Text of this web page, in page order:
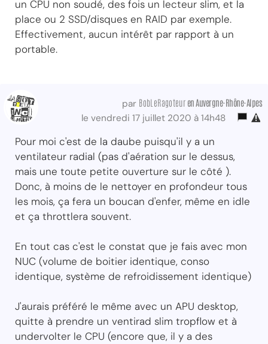
un CPU non soudé, des fois un lecteur slim, et la
place ou 2 SSD/disques en RAID par exemple.
Effectivement, aucun intérêt par rapport à un
portable.
par BobLeRagoteur en Auvergne-Rhône-Alpes
le vendredi 17 juillet 2020 à 14h48
Pour moi c'est de la daube puisqu'il y a un
ventilateur radial (pas d'aération sur le dessus,
mais une toute petite ouverture sur le côté ).
Donc, à moins de le nettoyer en profondeur tous
les mois, ça fera un boucan d'enfer, même en idle
et ça throttlera souvent.
En tout cas c'est le constat que je fais avec mon
NUC (volume de boitier identique, conso
identique, système de refroidissement identique)
J'aurais préféré le même avec un APU desktop,
quitte à prendre un ventirad slim tropflow et à
undervolter le CPU (encore que, il y a des